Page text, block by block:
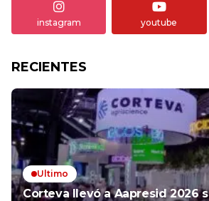
instagram youtube
RECIENTES
Ultimo
Corteva llevó a Aapresid 2026